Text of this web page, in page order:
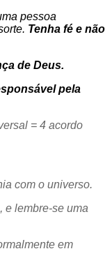
pessoa
Tenha fé e não
de Deus.
pela
= 4 acordo
com o universo.
e lembre-se uma
em